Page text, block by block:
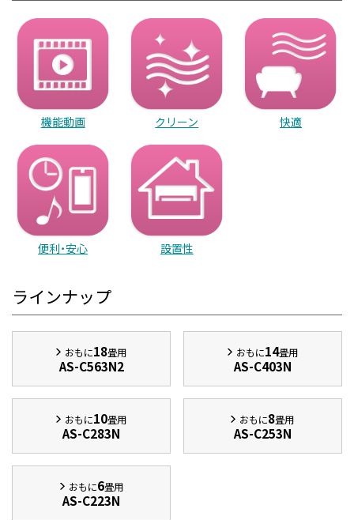
機能動画 クリーン 快適
便利・安心 設置性
ラインナップ
おもに18畳用
AS-C563N2
おもに14畳用
AS-C403N
おもに10畳用
AS-C283N
おもに8畳用
AS-C253N
おもに6畳用
AS-C223N